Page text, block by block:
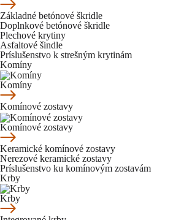
Základné betónové škridle
Doplnkové betónové škridle
Plechové krytiny
Asfaltové šindle
Príslušenstvo k strešným krytinám
Komíny
Komíny
Komínové zostavy
Komínové zostavy
Keramické komínové zostavy
Nerezové keramické zostavy
Príslušenstvo ku komínovým zostavám
Krby
Krby